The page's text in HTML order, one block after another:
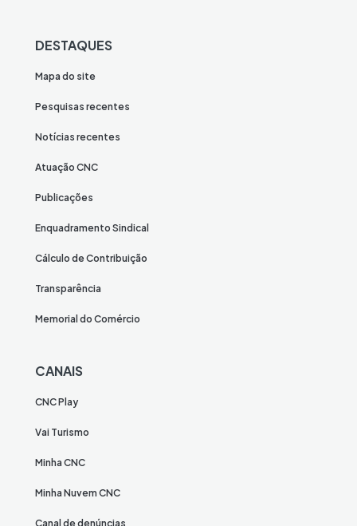
DESTAQUES
Mapa do site
Pesquisas recentes
Notícias recentes
Atuação CNC
Publicações
Enquadramento Sindical
Cálculo de Contribuição
Transparência
Memorial do Comércio
CANAIS
CNC Play
Vai Turismo
Minha CNC
Minha Nuvem CNC
Canal de denúncias